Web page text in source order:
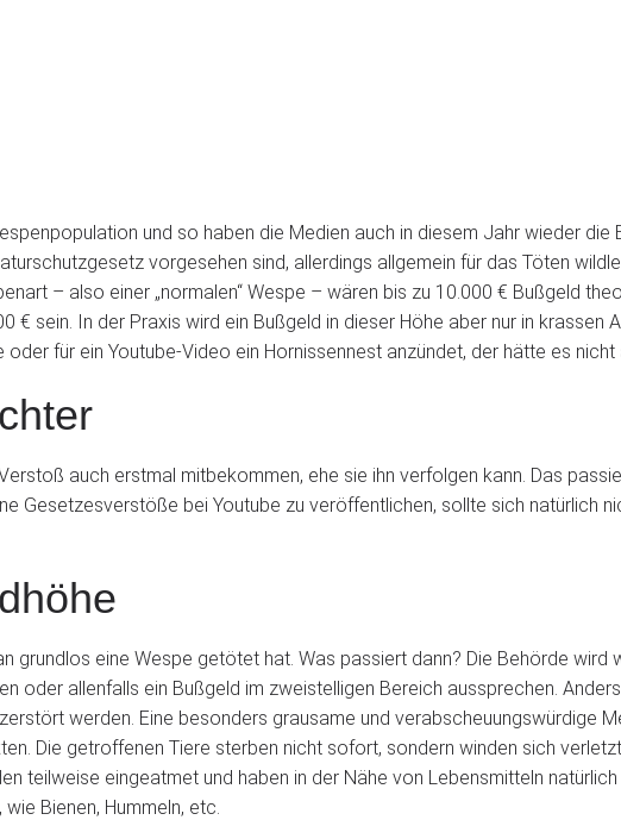
und so haben die Medien auch in diesem Jahr wieder
vorgesehen sind, allerdings allgemein für das Töten
– also einer „normalen“ Wespe – wären bis zu 10.000 € Bußgeld
€ sein. In der Praxis wird ein Bußgeld in dieser Höhe aber nur in krassen
für ein Youtube-Video ein Hornissennest anzündet, der hätte es nicht
auch erstmal mitbekommen, ehe sie ihn verfolgen kann. Das
Gesetzesverstöße bei Youtube zu veröffentlichen, sollte sich natürlich
grundlos eine Wespe getötet hat. Was passiert dann? Die Behörde
oder allenfalls ein Bußgeld im zweistelligen Bereich aussprechen.
werden. Eine besonders grausame und verabscheuungswürdige
Die getroffenen Tiere sterben nicht sofort, sondern winden sich
teilweise eingeatmet und haben in der Nähe von Lebensmitteln
Bienen, Hummeln, etc.